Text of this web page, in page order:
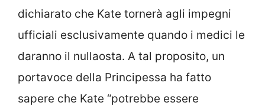
dichiarato che Kate tornerà agli impegni
ufficiali esclusivamente quando i medici le
daranno il nullaosta. A tal proposito, un
portavoce della Principessa ha fatto
sapere che Kate “potrebbe essere